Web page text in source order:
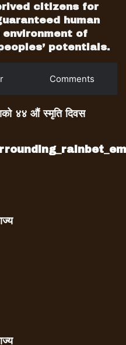
citizens for
human
of
potentials.
Comments
४४ औं स्मृति दिवस